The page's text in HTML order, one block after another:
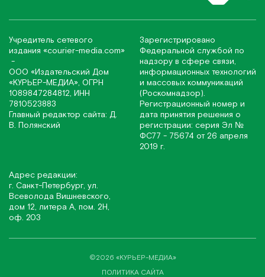
Учредитель сетевого
издания «соurier-media.com»
-
ООО «Издательский Дом
«КУРЬЕР-МЕДИА», ОГРН
1089847284812, ИНН
7810523883
Главный редактор сайта: Д.
В. Полянский
Зарегистрировано
Федеральной службой по
надзору в сфере связи,
информационных технологий
и массовых коммуникаций
(Роскомнадзор).
Регистрационный номер и
дата принятия решения о
регистрации: серия Эл №
ФС77 - 75674 от 26 апреля
2019 г.
Адрес редакции:
г. Санкт-Петербург, ул.
Всеволода Вишневского,
дом 12, литера А, пом. 2Н,
оф. 203
©2026 «КУРЬЕР-МЕДИА»
ПОЛИТИКА САЙТА